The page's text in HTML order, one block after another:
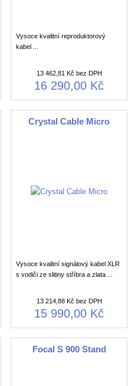
Vysoce kvalitní reproduktorový
kabel ...
13 462,81 Kč bez DPH
16 290,00 Kč
Crystal Cable Micro
Vysoce kvalitní signálový kabel XLR
s vodiči ze slitiny stříbra a zlata ...
13 214,88 Kč bez DPH
15 990,00 Kč
Focal S 900 Stand